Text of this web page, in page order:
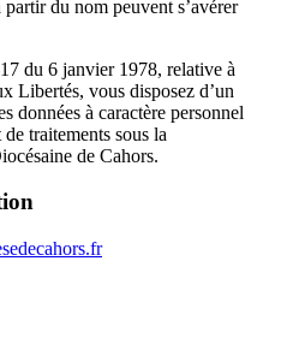
partir du nom peuvent s’avérer
du 6 janvier 1978, relative à
Libertés, vous disposez d’un
données à caractère personnel
traitements sous la
de Cahors.